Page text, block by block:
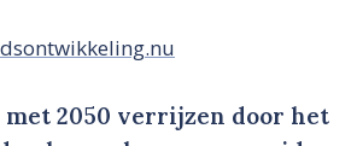
2050 verrijzen door het